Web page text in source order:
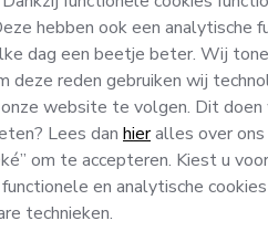
en/of een aantal
voor je hebben
DOE JOUW
hebben ook een analytische
dag een beetje beter. Wij
deze reden gebruiken wij
website te volgen. Dit doen
Lees dan hieralles over ons
om te accepteren. Kiest u
en analytische
technieken.